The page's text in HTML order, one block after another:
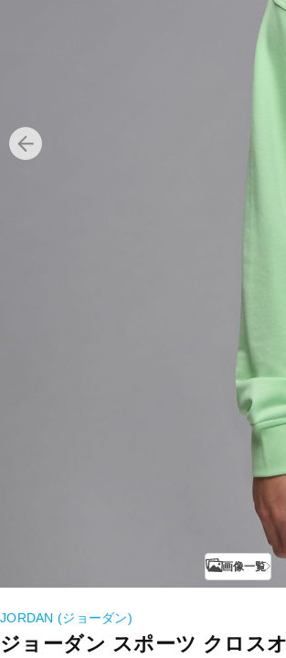
画像一覧
JORDAN (ジョーダン)
ジョーダン スポーツ クロス